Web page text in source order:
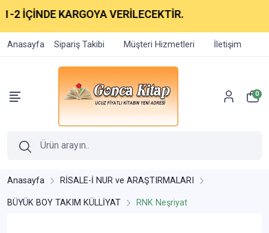
KARGOYA VERİLECEKTİR.
Anasayfa Sipariş Takibi Müşteri Hizmetleri İletişim
0
Anasayfa RİSALE-İ NUR ve ARAŞTIRMALARI
BÜYÜK BOY TAKIM KÜLLİYAT RNK Neşriyat